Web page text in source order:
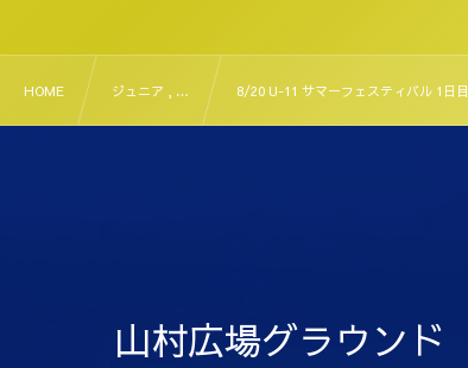
HOME ジュニア , … 8/20 U-11 サマーフェスティバル 1日目
山村広場グラウンド